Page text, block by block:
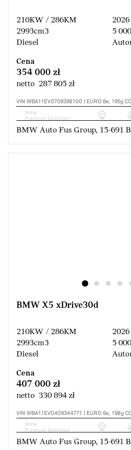
210KW / 286KM
2993cm3
Diesel
2026
5
Cena
354 000 zł
netto 287 805 zł
VIN WBA11EV0709398100 | EURO 6e, 195g
BMW Auto Fus Group, 15-691
BMW X5 xDrive30d
210KW / 286KM
2993cm3
Diesel
2026
5
Cena
407 000 zł
netto 330 894 zł
VIN WBA11EV0409344771 | EURO 6e, 198g
BMW Auto Fus Group, 15-691